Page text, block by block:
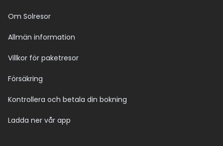
Om Solresor
Allmän information
Villkor för paketresor
Försäkring
Kontrollera och betala din bokning
Ladda ner vår app